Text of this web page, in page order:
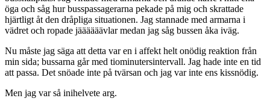
öga och såg hur busspassagerarna pekade på mig och skrattade
hjärtligt åt den dråpliga situationen. Jag stannade med armarna i
vädret och ropade jäääääävlar medan jag såg bussen åka iväg.
Nu måste jag säga att detta var en i affekt helt onödig reaktion från
min sida; bussarna går med tiominutersintervall. Jag hade inte en tid
att passa. Det snöade inte på tvärsan och jag var inte ens kissnödig.
Men jag var så inihelvete arg.